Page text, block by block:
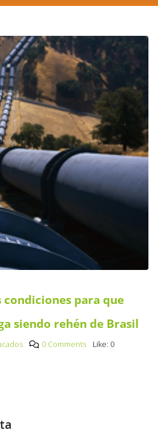
condiciones para que
siendo rehén de Brasil
0 Comments Like: 0